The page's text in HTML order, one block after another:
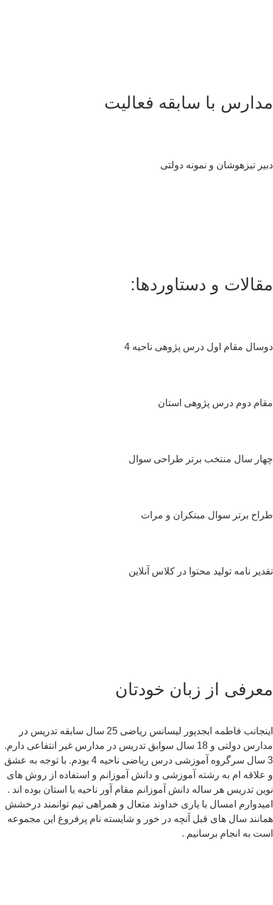
با سابقه فعالیت
تیزهوشان و نمونه دولتی
و دستاوردها:
مقام اول درس پژوهی ناحیه 4
دوم درس پژوهی استان
سال منتخب برتر طراحی سوال
برتر سوال مبتکران و مرات
نامه تولید محتوا در کلاس آنلاین
از زبان خودتان
اینجانب فاطمه ابجدپور لیسانس ریاضی 25 سال سابقه تدریس در
مدارس دولتی و 18 سال سوابق تدریس در مدارس غیر انتفاعی دارم.
3 سال سرگروه آموزشی درس ریاضی ناحیه 4 بودم. با توجه به عشق
ام به رشته آموزشی و دانش آموزانم و استفاده از روش های
تدریس هر ساله دانش آموزانم مقام آور ناحیه یا استان بوده اند .
امسال با یاری خداوند متعال و همراهی تیم توانمند درخشش
سال های قبل آنچه در خور و شایسته نام پرفروغ این مجموعه
به انجام برسانیم .